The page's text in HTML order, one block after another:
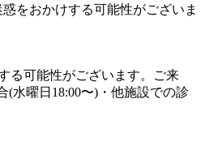
をおかけする可能性がございま
る可能性がございます。ご来
水曜日18:00〜)・他施設での診